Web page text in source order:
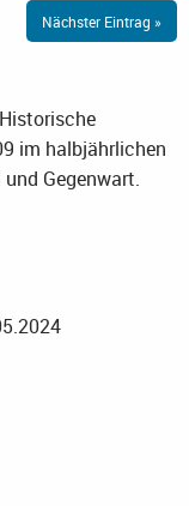
Nächster Eintrag »
im halbjährlichen
Gegenwart.